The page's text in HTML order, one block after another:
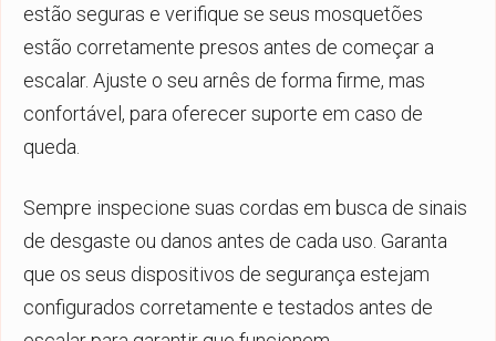
estão seguras e verifique se seus mosquetões
estão corretamente presos antes de começar a
escalar. Ajuste o seu arnês de forma firme, mas
confortável, para oferecer suporte em caso de
queda.
Sempre inspecione suas cordas em busca de sinais
de desgaste ou danos antes de cada uso. Garanta
que os seus dispositivos de segurança estejam
configurados corretamente e testados antes de